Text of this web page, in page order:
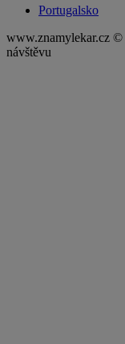
Portugalsko
www.znamylekar.cz ©
návštěvu